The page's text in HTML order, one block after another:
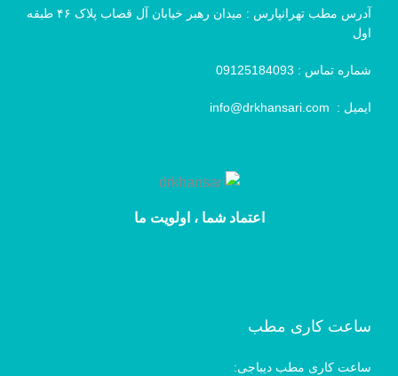
آدرس مطب تهرانپارس : میدان رهبر خیابان آل قصاب پلاک ۴۶ طبقه
اول
شماره تماس :
ایمیل : info@drkhansari.com
اعتماد شما ، اولویت ما
ساعت کاری مطب
ساعت کاری مطب دیباجی: